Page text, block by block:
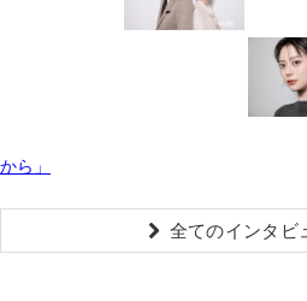
から」
全てのインタビ